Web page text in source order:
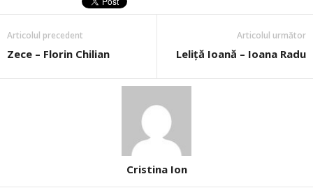
Articolul precedent
Zece – Florin Chilian
Articolul următor
Leliţă Ioană – Ioana Radu
Cristina Ion